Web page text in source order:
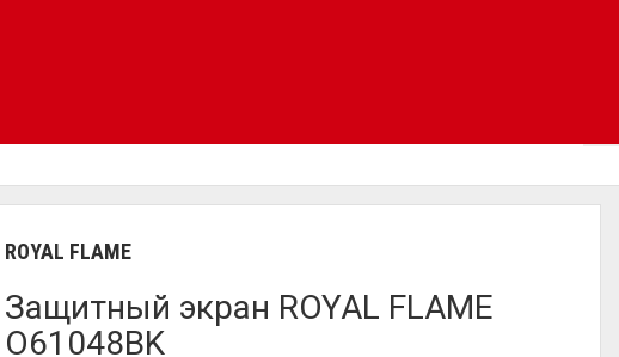
ROYAL FLAME
Защитный экран ROYAL FLAME
O61048BK